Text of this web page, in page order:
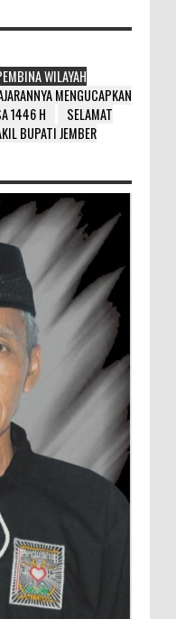
WILAYAH
MENGUCAPKAN
1446 H
SELAMAT
BUPATI JEMBER